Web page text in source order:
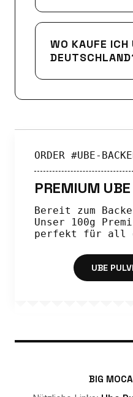
WO KAUFE ICH
ORDER #UBE-
PREMIUM
Bereit zum
Unser 100g
perfekt für all
UBE
BIG